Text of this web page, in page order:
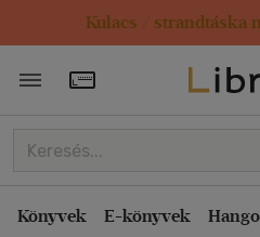
Kulacs / strandtáska
Törzsvásárlói Kártya
Könyvek E-könyvek